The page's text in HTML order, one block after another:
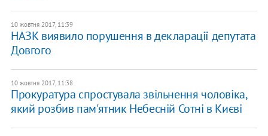
10 жовтня 2017, 11:39
НАЗК виявило порушення в декларації депутата
Довгого
10 жовтня 2017, 11:38
Прокуратура спростувала звільнення чоловіка,
який розбив пам'ятник Небесній Сотні в Києві